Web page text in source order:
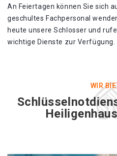
An Feiertagen können Sie sich
geschultes Fachpersonal
heute unsere Schlosser und
wichtige Dienste zur Verfügung.
WIR